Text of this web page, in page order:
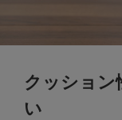
クッション
い